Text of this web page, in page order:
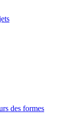
des formes